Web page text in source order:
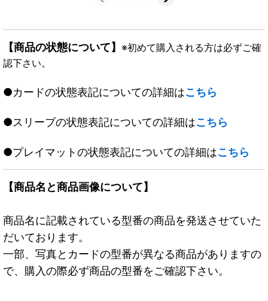
【商品の状態について】 ※初めて購入される方は必ずご確
認下さい。
●カードの状態表記についての詳細はこちら
●スリーブの状態表記についての詳細はこちら
●プレイマットの状態表記についての詳細はこちら
【商品名と商品画像について】
商品名に記載されている型番の商品を発送させていた
だいております。
一部、写真とカードの型番が異なる商品がありますの
で、購入の際必ず商品の型番をご確認下さい。